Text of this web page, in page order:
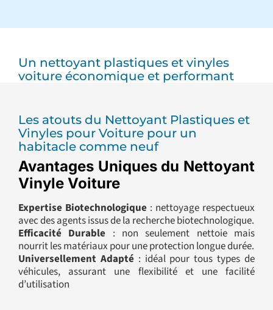
Un nettoyant plastiques et vinyles
voiture économique et performant
Les atouts du Nettoyant Plastiques et
Vinyles pour Voiture pour un
habitacle comme neuf
Avantages Uniques du Nettoyant
Vinyle Voiture
Expertise Biotechnologique : nettoyage respectueux
avec des agents issus de la recherche biotechnologique.
Efficacité Durable : non seulement nettoie mais
nourrit les matériaux pour une protection longue durée.
Universellement Adapté: idéal pour tous types de
véhicules, assurant une flexibilité et une facilité
d’utilisation